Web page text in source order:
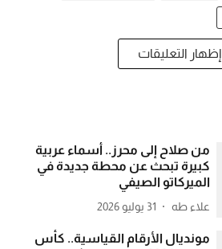
إظهار التعليقات
من صلاح إلى محرز.. أسماء عربية
كبيرة تبحث عن محطة جديدة في
الميركاتو الصيفي
علاء طه 31 يوليو 2026
مونديال الأرقام القياسية.. كأس